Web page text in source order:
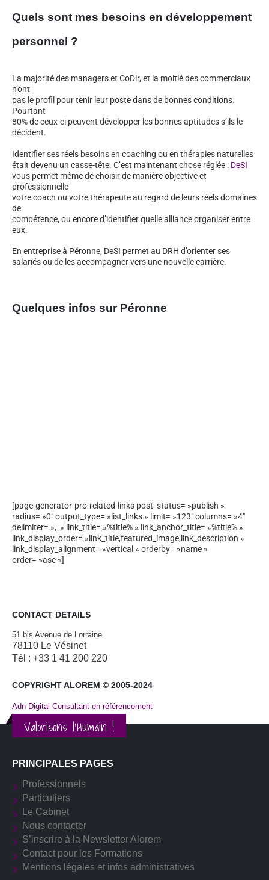
Quels sont mes besoins en développement
personnel ?
La majorité des managers et CoDir, et la moitié des commerciaux
n’ont
pas le profil pour tenir leur poste dans de bonnes conditions.
Pourtant
80% de ceux-ci peuvent développer les bonnes aptitudes s’ils le
décident.
Identifier ses réels besoins en coaching ou en thérapies naturelles
était devenu un casse-tête. C’est maintenant chose réglée : DeSI
vous permet même de choisir de manière objective et
professionnelle
votre coach ou votre thérapeute au regard de leurs réels domaines
de
compétence, ou encore d’identifier quelle alliance organiser entre
eux.
En entreprise à Péronne, DeSI permet au DRH d’orienter ses
salariés ou de les accompagner vers une nouvelle carrière.
Quelques infos sur Péronne
[page-generator-pro-related-links post_status= »publish »
radius= »0″ output_type= »list_links » limit= »123″ columns= »4″
delimiter= », » link_title= »%title% » link_anchor_title= »%title% »
link_display_order= »link_title,featured_image,link_description »
link_display_alignment= »vertical » orderby= »name »
order= »asc »]
CONTACT DETAILS
51 bis Avenue de Lorraine
78110 Le Vésinet
Tél : +33 1 41 200 220
COPYRIGHT ALOREM © 2005-2024
Adn Digital Consultant en référencement
Valorisons l'Humain !
PRINCIPALES PAGES
Professionnels
Particuliers
Le Cabinet
Nous contacter
S’inscrire à la Newsletter Alorem
Contact pour les Formations
Mentions légales et infos administratives